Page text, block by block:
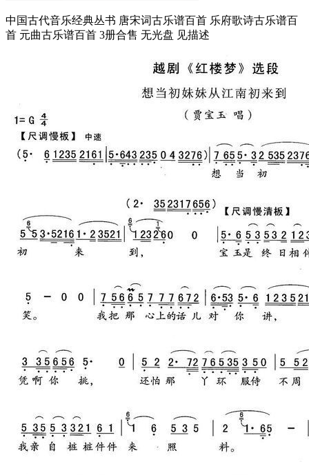
中国古代音乐经典丛书 唐宋词古乐谱百首 乐府歌诗古乐谱百
首 元曲古乐谱百首 3册合售 无光盘 见描述